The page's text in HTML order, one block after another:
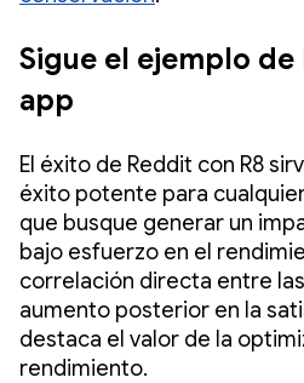
Sigue el ejemplo
app
El éxito de Reddit con R8
éxito potente para
que busque generar un
bajo esfuerzo en el
correlación directa entre
aumento posterior en la
destaca el valor de la
rendimiento.